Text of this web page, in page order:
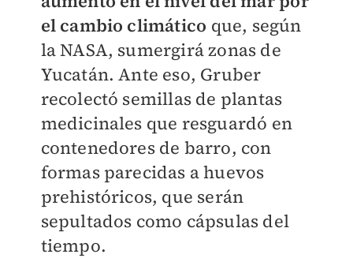
el cambio climático que, según
la NASA, sumergirá zonas de
Yucatán. Ante eso, Gruber
recolectó semillas de plantas
medicinales que resguardó en
contenedores de barro, con
formas parecidas a huevos
prehistóricos, que serán
sepultados como cápsulas del
tiempo.